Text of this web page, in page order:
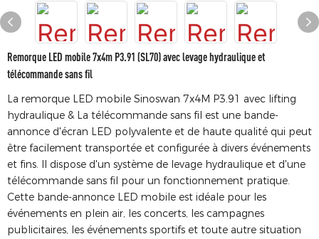
Remorque LED mobile 7x4m P3.91 (SL70) avec levage hydraulique et
télécommande sans fil
La remorque LED mobile Sinoswan 7x4M P3.91 avec lifting
hydraulique & La télécommande sans fil est une bande-
annonce d'écran LED polyvalente et de haute qualité qui peut
être facilement transportée et configurée à divers événements
et fins. Il dispose d'un système de levage hydraulique et d'une
télécommande sans fil pour un fonctionnement pratique.
Cette bande-annonce LED mobile est idéale pour les
événements en plein air, les concerts, les campagnes
publicitaires, les événements sportifs et toute autre situation